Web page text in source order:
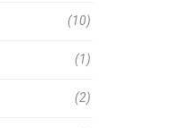
(10)
(1)
(2)